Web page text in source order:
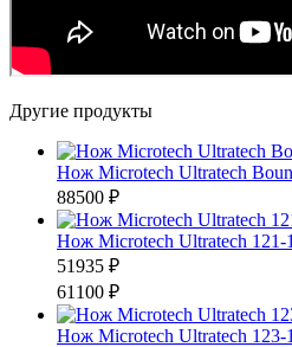
Другие продукты
Нож Microtech Ultratech
88500 ₽
Нож Microtech Ultratech 121-
51935 ₽
61100 ₽
Нож Microtech Ultratech 123-